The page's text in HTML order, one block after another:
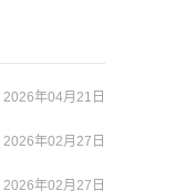
2026年04月21日
2026年02月27日
2026年02月27日